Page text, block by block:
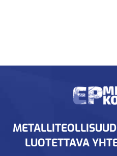
LUOTETTAVA